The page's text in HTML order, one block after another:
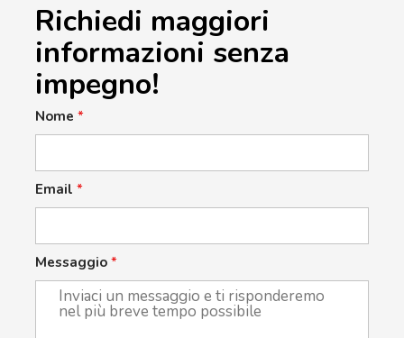
Richiedi maggiori
informazioni senza
impegno!
Nome *
Email *
Messaggio *